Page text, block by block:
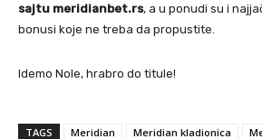
sajtu meridianbet.rs, a u ponudi su i
bonusi koje ne treba da propustite.
Idemo Nole, hrabro do titule!
TAGS Meridian Meridian kladionica